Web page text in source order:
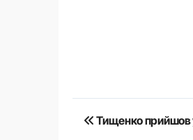
Навігація
Тищенко прийшов